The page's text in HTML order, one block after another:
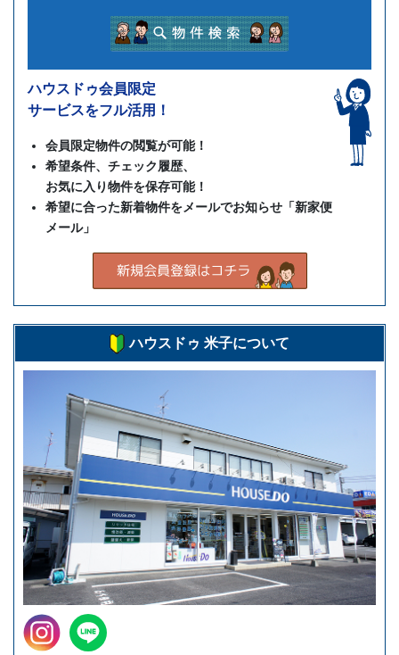
ハウスドゥ会員限定
サービスをフル活用！
会員限定物件の閲覧が可能！
希望条件、チェック履歴、
お気に入り物件を保存可能！
希望に合った新着物件をメールでお知らせ「新家便
メール」
ハウスドゥ 米子について